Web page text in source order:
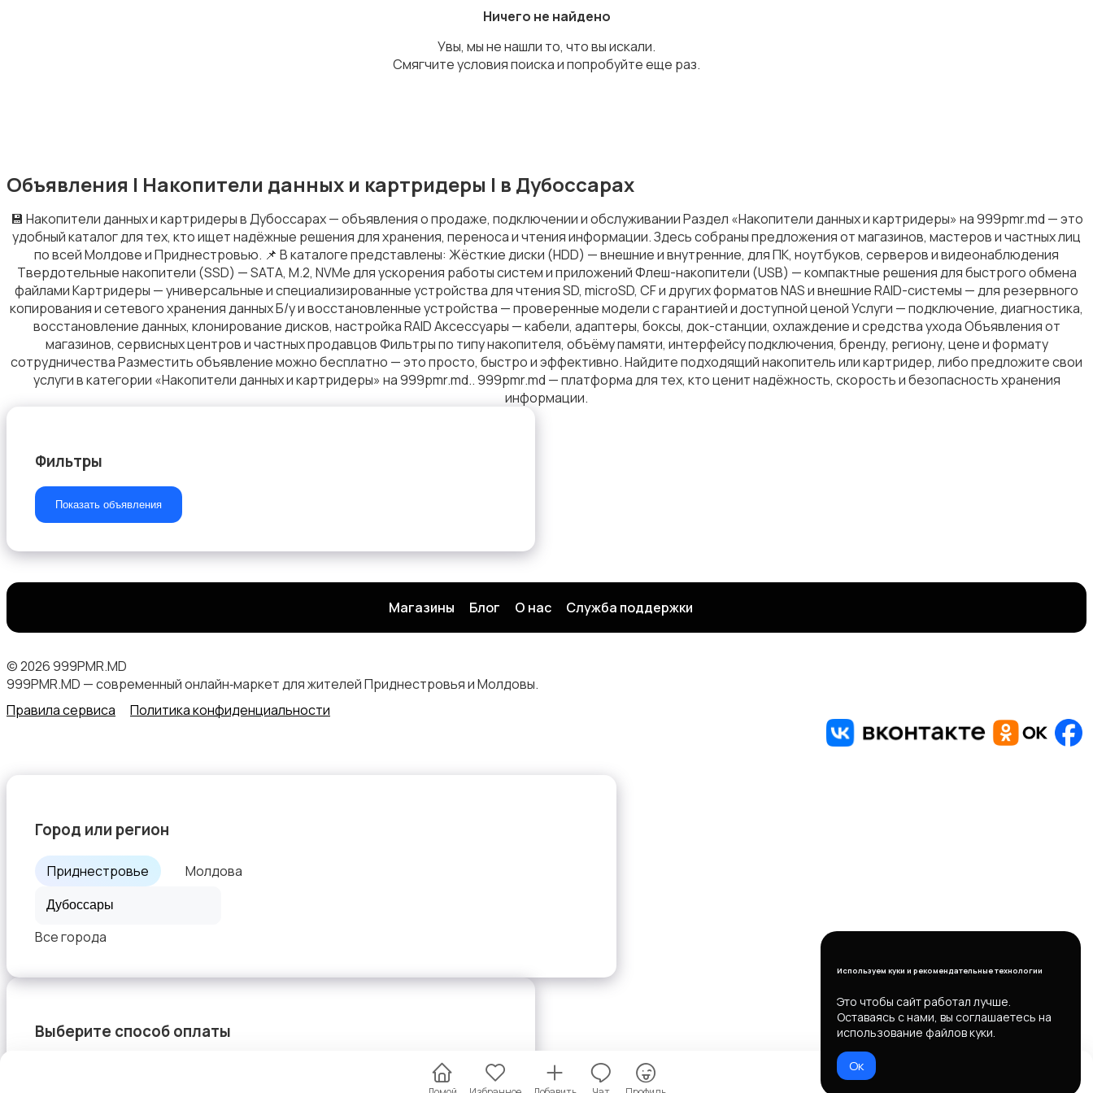
Клавиатуры и мыши
Мониторы
Ноутбуки
Ничего не найдено
Увы, мы не нашли то, что вы искали.
Смягчите условия поиска и попробуйте еще раз.
Объявления | Накопители данных и картридеры | в Дубоссарах
💾 Накопители данных и картридеры в Дубоссарах — объявления о продаже, подключении и обслуживании Раздел «Накопители данных и картридеры» на 999pmr.md — это
удобный каталог для тех, кто ищет надёжные решения для хранения, переноса и чтения информации. Здесь собраны предложения от магазинов, мастеров и частных лиц
по всей Молдове и Приднестровью. 📌 В каталоге представлены: Жёсткие диски (HDD) — внешние и внутренние, для ПК, ноутбуков, серверов и видеонаблюдения
Твердотельные накопители (SSD) — SATA, M.2, NVMe для ускорения работы систем и приложений Флеш-накопители (USB) — компактные решения для быстрого обмена
файлами Картридеры — универсальные и специализированные устройства для чтения SD, microSD, CF и других форматов NAS и внешние RAID-системы — для резервного
копирования и сетевого хранения данных Б/у и восстановленные устройства — проверенные модели с гарантией и доступной ценой Услуги — подключение, диагностика,
восстановление данных, клонирование дисков, настройка RAID Аксессуары — кабели, адаптеры, боксы, док-станции, охлаждение и средства ухода Объявления от
магазинов, сервисных центров и частных продавцов Фильтры по типу накопителя, объёму памяти, интерфейсу подключения, бренду, региону, цене и формату
сотрудничества Разместить объявление можно бесплатно — это просто, быстро и эффективно. Найдите подходящий накопитель или картридер, либо предложите свои
услуги в категории «Накопители данных и картридеры» на 999pmr.md.. 999pmr.md — платформа для тех, кто ценит надёжность, скорость и безопасность хранения
информации.
Фильтры
Показать объявления
Магазины Блог О нас Служба поддержки
© 2026 999PMR.MD
999PMR.MD — современный онлайн‑маркет для жителей Приднестровья и Молдовы.
Правила сервиса
Политика конфиденциальности
Используем куки и рекомендательные технологии
Это чтобы сайт работал лучше.
Оставаясь с нами, вы соглашаетесь на
использование файлов куки.
Ок
Город или регион
Приднестровье Молдова
Все города
Выберите способ оплаты